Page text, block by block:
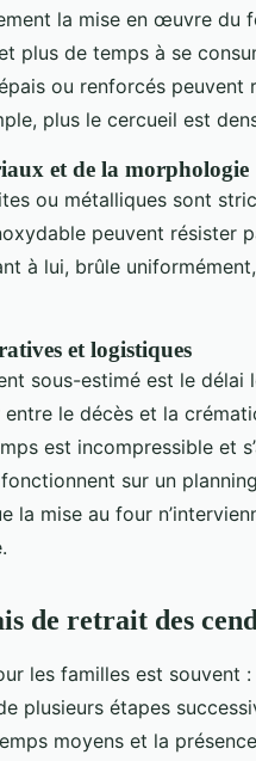
la mise en œuvre du
plus de temps à se
ou renforcés peuvent
plus le cercueil est
et de la morphologie
ou métalliques sont
peuvent résister
à lui, brûle
et logistiques
sous-estimé est le délai
entre le décès et la
est incompressible et
sur un
la mise au four
de retrait des
les familles est souvent :
plusieurs étapes
moyens et la